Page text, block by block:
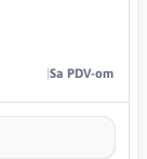
Sa PDV-om